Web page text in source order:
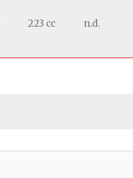
223 cc n.d.